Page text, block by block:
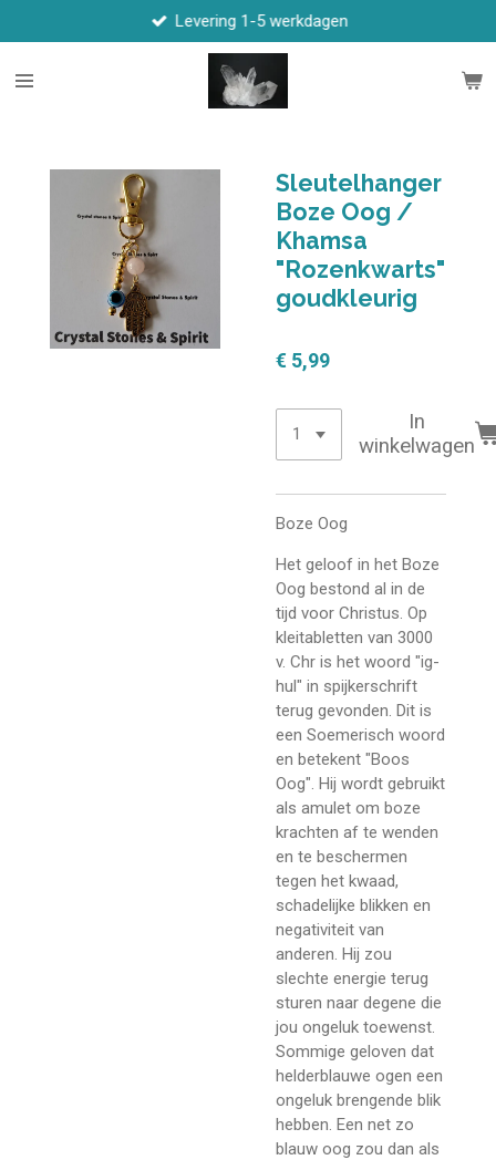
direct
naar
Levering 1-5 werkdagen
Sleutelhanger
Boze Oog /
Khamsa
"Rozenkwarts"
goudkleurig
€ 5,99
In
winkelwagen
Boze Oog
Het geloof in het Boze
Oog bestond al in de
tijd voor Christus. Op
kleitabletten van 3000
v. Chr is het woord "ig-
hul" in spijkerschrift
terug gevonden. Dit is
een Soemerisch woord
en betekent "Boos
Oog". Hij wordt gebruikt
als amulet om boze
krachten af te wenden
en te beschermen
tegen het kwaad,
schadelijke blikken en
negativiteit van
anderen. Hij zou
slechte energie terug
sturen naar degene die
jou ongeluk toewenst.
Sommige geloven dat
helderblauwe ogen een
ongeluk brengende blik
hebben. Een net zo
blauw oog zou dan als